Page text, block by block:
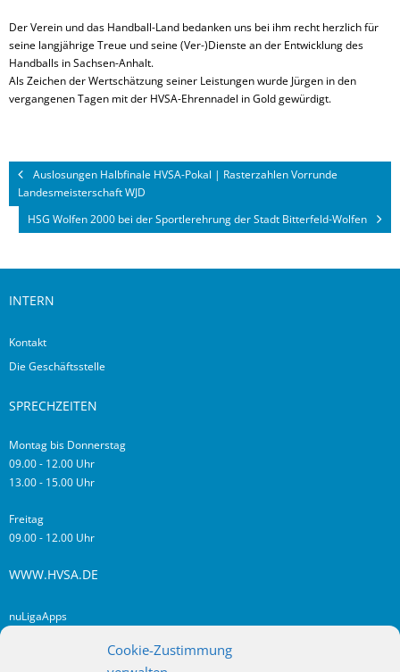
Cookie-Zustimmung
Der Verein und das Handball-Land bedanken uns bei ihm recht herzlich für
seine langjährige Treue und seine (Ver-)Dienste an der Entwicklung des
Handballs in Sachsen-Anhalt.
Als Zeichen der Wertschätzung seiner Leistungen wurde Jürgen in den
vergangenen Tagen mit der HVSA-Ehrennadel in Gold gewürdigt.
Auslosungen Halbfinale HVSA-Pokal | Rasterzahlen Vorrunde
Landesmeisterschaft WJD
HSG Wolfen 2000 bei der Sportlerehrung der Stadt Bitterfeld-Wolfen
INTERN
Kontakt
Die Geschäftsstelle
SPRECHZEITEN
Montag bis Donnerstag
09.00 - 12.00 Uhr
13.00 - 15.00 Uhr
Freitag
09.00 - 12.00 Uhr
WWW.HVSA.DE
nuLigaApps